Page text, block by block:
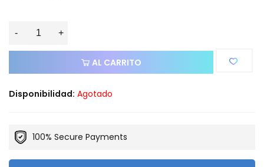
- +
AL CARRITO
Disponibilidad: Agotado
100% Secure Payments